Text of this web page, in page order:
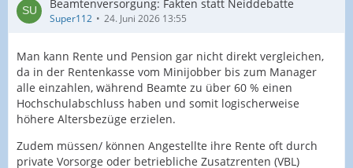
Beamtenversorgung: Fakten statt Neiddebatte
Super112 24. Juni 2026 13:55
Man kann Rente und Pension gar nicht direkt vergleichen,
da in der Rentenkasse vom Minijobber bis zum Manager
alle einzahlen, während Beamte zu über 60 % einen
Hochschulabschluss haben und somit logischerweise
höhere Altersbezüge erzielen.
Zudem müssen/ können Angestellte ihre Rente oft durch
private Vorsorge oder betriebliche Zusatzrenten (VBL)